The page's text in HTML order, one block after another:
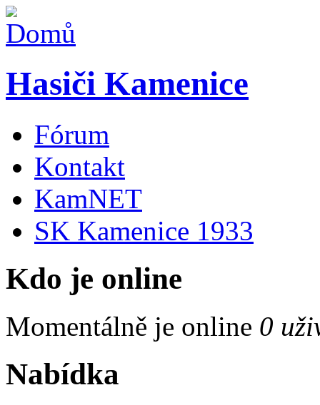
Hasiči Kamenice
Fórum
Kontakt
KamNET
SK Kamenice 1933
Kdo je online
Momentálně je online 0
Nabídka